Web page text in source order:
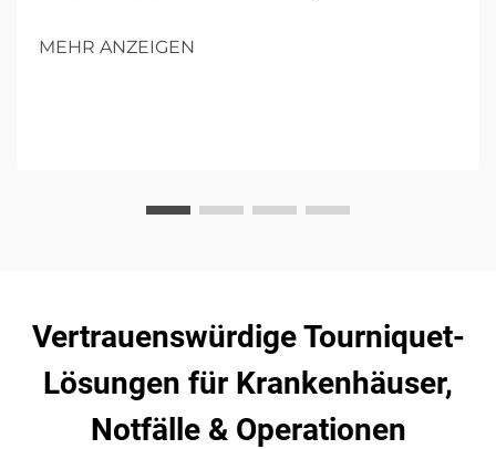
in nachhaltigen medizinischen Textilien.
MEHR ANZEIGEN
Vertrauenswürdige Tourniquet-
Lösungen für Krankenhäuser,
Notfälle & Operationen